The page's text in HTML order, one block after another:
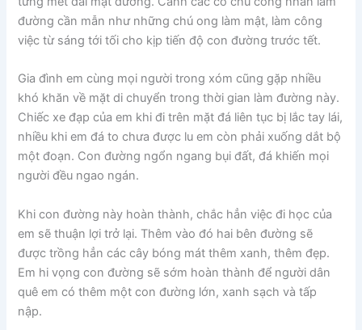
đường cần mẫn như những chú ong làm mật, làm công
việc từ sáng tới tối cho kịp tiến độ con đường trước tết.
Gia đình em cùng mọi người trong xóm cũng gặp nhiều
khó khăn về mặt di chuyển trong thời gian làm đường này.
Chiếc xe đạp của em khi đi trên mặt đá liên tục bị lắc tay lái,
nhiều khi em đá to chưa được lu em còn phải xuống dắt bộ
một đoạn. Con đường ngổn ngang bụi đất, đá khiến mọi
người đều ngao ngán.
Khi con đường này hoàn thành, chắc hẳn việc đi học của
em sẽ thuận lợi trở lại. Thêm vào đó hai bên đường sẽ
được trồng hẳn các cây bóng mát thêm xanh, thêm đẹp.
Em hi vọng con đường sẽ sớm hoàn thành để người dân
quê em có thêm một con đường lớn, xanh sạch và tấp
nập.